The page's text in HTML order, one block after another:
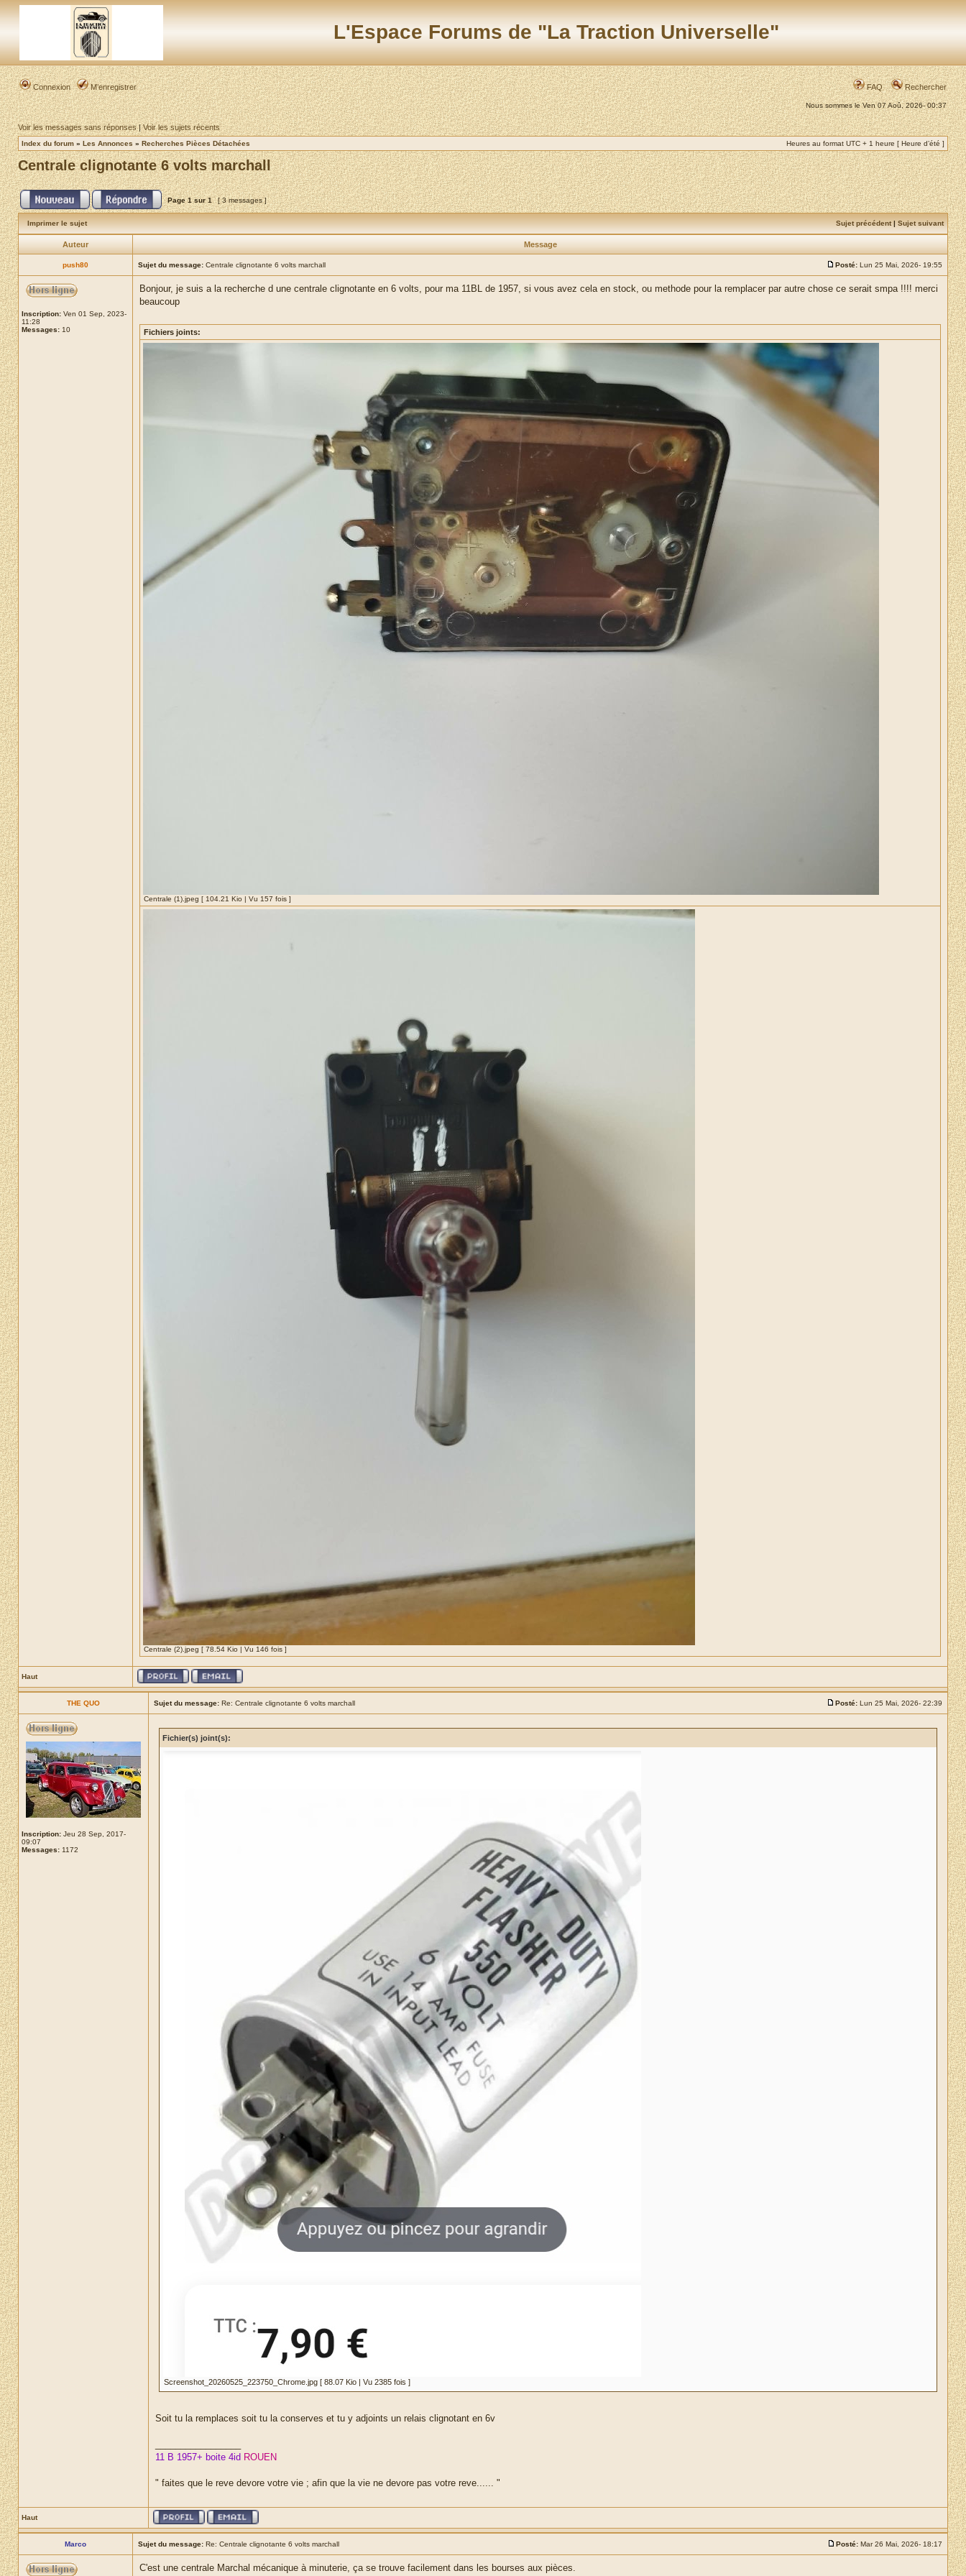
L'Espace Forums de "La Traction Universelle"
Connexion M’enregistrer FAQ Rechercher
Nous sommes le Ven 07 Aoû, 2026- 00:37
Voir les messages sans réponses|Voir les sujets récents
Index du forum » Les Annonces » Recherches Pièces Détachées Heures au format UTC + 1 heure [ Heure d’été ]
Centrale clignotante 6 volts marchall
Page1sur1 [ 3 messages ]
Imprimer le sujet Sujet précédent| Sujet suivant
Auteur Message
push80 Sujet du message: Centrale clignotante 6 volts marchall Posté: Lun 25 Mai, 2026- 19:55
Inscription: Ven 01 Sep, 2023-
11:28
Messages: 10
Bonjour, je suis a la recherche d une centrale clignotante en 6 volts, pour ma 11BL de 1957, si vous avez cela en stock, ou methode pour la remplacer par autre chose ce serait smpa !!!! merci
beaucoup
Fichiers joints:
Centrale (1).jpeg [ 104.21 Kio | Vu 157 fois ]
Centrale (2).jpeg [ 78.54 Kio | Vu 146 fois ]
Haut
THE QUO Sujet du message: Re: Centrale clignotante 6 volts marchall Posté: Lun 25 Mai, 2026- 22:39
Inscription: Jeu 28 Sep, 2017-
09:07
Messages: 1172
Fichier(s) joint(s):
Screenshot_20260525_223750_Chrome.jpg [ 88.07 Kio | Vu 2385 fois ]
Soit tu la remplaces soit tu la conserves et tu y adjoints un relais clignotant en 6v
11 B 1957+ boite 4id ROUEN
" faites que le reve devore votre vie ; afin que la vie ne devore pas votre reve...... "
Haut
Marco Sujet du message: Re: Centrale clignotante 6 volts marchall Posté: Mar 26 Mai, 2026- 18:17
C'est une centrale Marchal mécanique à minuterie, ça se trouve facilement dans les bourses aux pièces.